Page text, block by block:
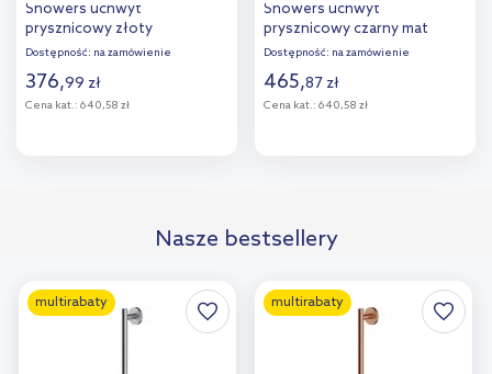
Showers uchwyt
prysznicowy złoty
szczotkowany
Dostępność: na zamówienie
376,99 zł
Cena kat.: 640,58 zł
porównania
Showers uchwyt
prysznicowy czarny mat
TVC000459000K5
Dostępność: na zamówienie
465,87 zł
Cena kat.: 640,58 zł
porównania
Nasze bestsellery
multirabaty multirabaty